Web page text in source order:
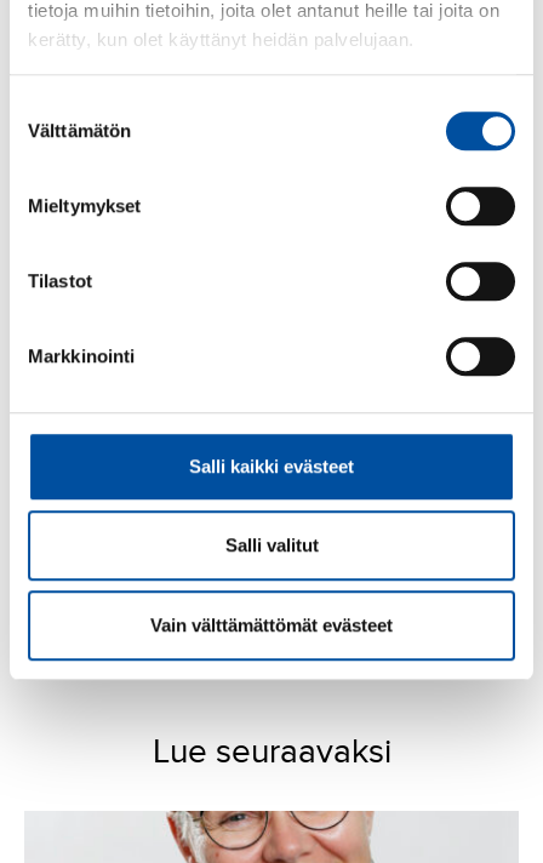
tietoja muihin tietoihin, joita olet antanut heille tai joita on
kerätty, kun olet käyttänyt heidän palvelujaan.
valinta
Välttämätön
Mieltymykset
Tilastot
Markkinointi
Salli kaikki evästeet
Salli valitut
Vain välttämättömät evästeet
välinehuolto, lääkitys- ja potilasturvallisuus,
Lisää aiheesta
Ymmärrettävän kielen avulla
(soste.fi)
Webinaari 30.9.2025
Lue seuraavaksi